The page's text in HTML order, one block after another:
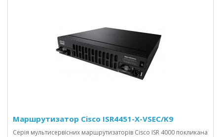
Маршрутизатор Cisco ISR4451-X-VSEC/K9
Серія мультисервісних маршрутизаторів Cisco ISR 4000 покликана